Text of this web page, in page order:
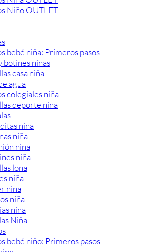
Niño OUTLET
bebé niña: Primeros pasos
botines niñas
casa niña
agua
colegiales niña
deporte niña
niña
niña
niña
niña
lona
niña
niña
niña
niña
Niña
bebé niño: Primeros pasos